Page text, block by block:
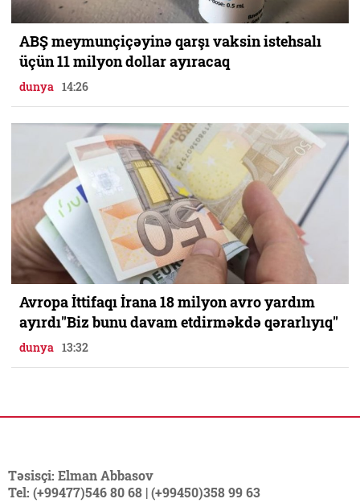
ABŞ meymunçiçəyinə qarşı vaksin istehsalı
üçün 11 milyon dollar ayıracaq
dunya 14:26
Avropa İttifaqı İrana 18 milyon avro yardım
ayırdı"Biz bunu davam etdirməkdə qərarlıyıq"
dunya 13:32
Təsisçi: Elman Abbasov
Tel: (+99477)546 80 68 | (+99450)358 99 63